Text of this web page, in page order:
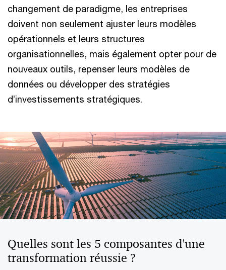
changement de paradigme, les entreprises
doivent non seulement ajuster leurs modèles
opérationnels et leurs structures
organisationnelles, mais également opter pour de
nouveaux outils, repenser leurs modèles de
données ou développer des stratégies
d’investissements stratégiques.
Quelles sont les 5 composantes d'une
transformation réussie ?​